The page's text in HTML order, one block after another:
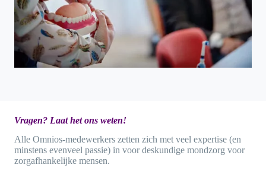
Vragen? Laat het ons weten!
Alle Omnios-medewerkers zetten zich met veel expertise (en
minstens evenveel passie) in voor deskundige mondzorg voor
zorgafhankelijke mensen.